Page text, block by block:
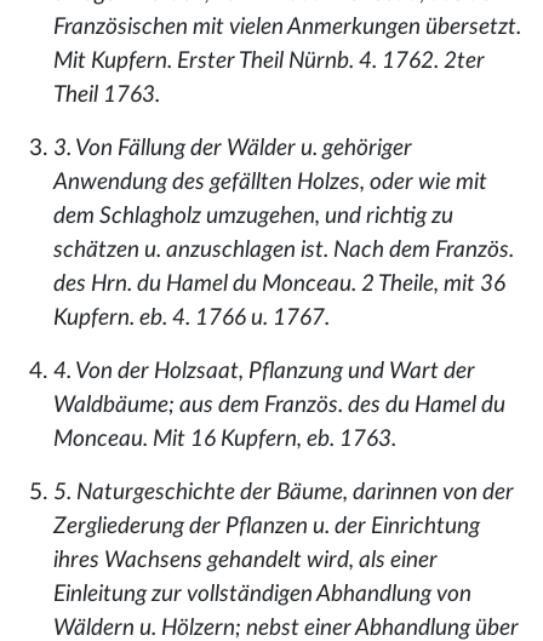
Französischen mit vielen Anmerkungen übersetzt.
Mit Kupfern. Erster Theil Nürnb. 4. 1762. 2ter
Theil 1763.
3. Von Fällung der Wälder u. gehöriger
Anwendung des gefällten Holzes, oder wie mit
dem Schlagholz umzugehen, und richtig zu
schätzen u. anzuschlagen ist. Nach dem Französ.
des Hrn. du Hamel du Monceau. 2 Theile, mit 36
Kupfern. eb. 4. 1766 u. 1767.
4. Von der Holzsaat, Pflanzung und Wart der
Waldbäume; aus dem Französ. des du Hamel du
Monceau. Mit 16 Kupfern, eb. 1763.
5. Naturgeschichte der Bäume, darinnen von der
Zergliederung der Pflanzen u. der Einrichtung
ihres Wachsens gehandelt wird, als einer
Einleitung zur vollständigen Abhandlung von
Wäldern u. Hölzern; nebst einer Abhandlung über